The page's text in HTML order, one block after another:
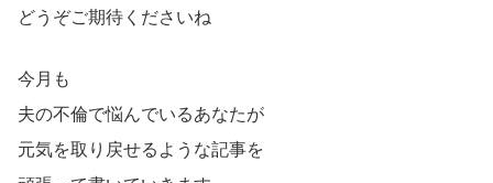
どうぞご期待くださいね
今月も
夫の不倫で悩んでいるあなたが
元気を取り戻せるような記事を